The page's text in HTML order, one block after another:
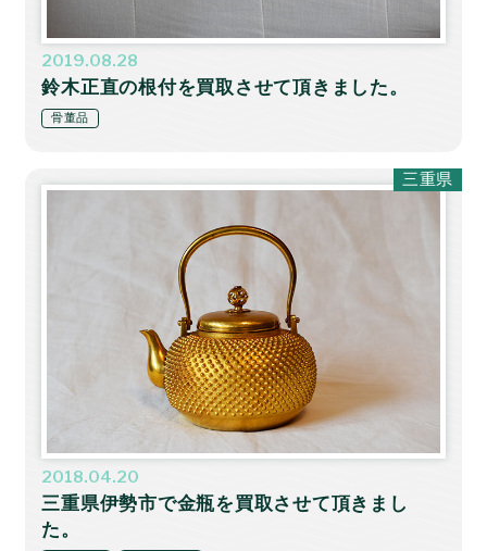
2019.08.28
鈴木正直の根付を買取させて頂きました。
骨董品
2018.04.20
三重県伊勢市で金瓶を買取させて頂きまし
た。
三重県